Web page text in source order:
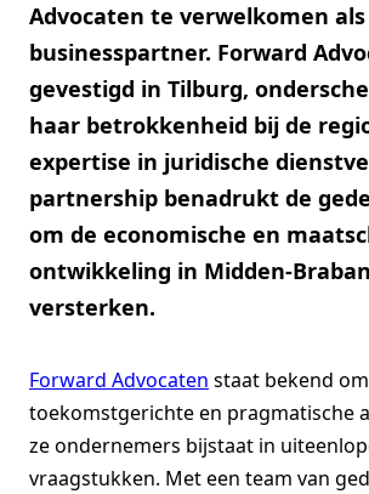
Advocaten te verwelkomen
businesspartner. Forward
gevestigd in Tilburg,
haar betrokkenheid bij de
expertise in juridische
partnership benadrukt de
om de economische en
ontwikkeling in Midden-
versterken.
Forward Advocaten staat bekend
toekomstgerichte en pragmatische
ze ondernemers bijstaat in
vraagstukken. Met een team van